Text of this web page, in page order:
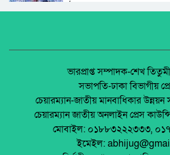
প্রতিবন্ধী ব্যক্তিদের
দুর্যোগ ব্যবস্থাপনা
প্রদান
লোহার গেট ও এক তরুণীর
সেই ‘প্রেম’ এখন দায়
জেলা আইন-শৃৃঙ্খলা কমিটির
পলাশবাড়ীতে এমইপি
অনুষ্ঠিত।
জুলাই সনদ বাস্তবায়ন নিয়ে
ভারপ্রাপ্ত সম্পাদক-শেখ
সভাপতি-ঢাকা বিভাগীয়
চেয়ারম্যান-জাতীয় মানবাধিকার উন্নয়ন
চেয়ারম্যান জাতীয় অনলাইন প্রেস
মোবাইল: ০১৮৮৩২২২৩৩৩,
ইমেইল: